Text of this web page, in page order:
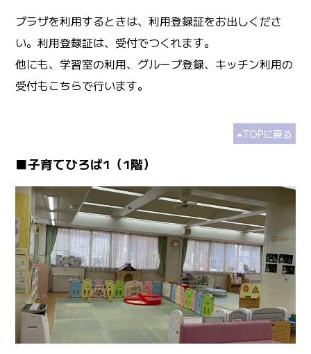
プラザを利用するときは、利用登録証をお出しくださ
い。利用登録証は、受付でつくれます。
他にも、学習室の利用、グループ登録、キッチン利用の
受付もこちらで行います。
TOPに戻る
■子育てひろば1（1階）